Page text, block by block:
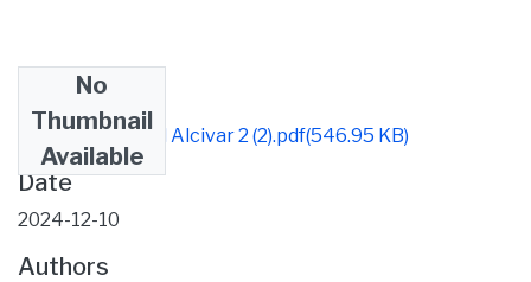
No
Thumbnail
Available
Articulo Michael Alcivar 2 (2).pdf(546.95 KB)
Date
2024-12-10
Authors